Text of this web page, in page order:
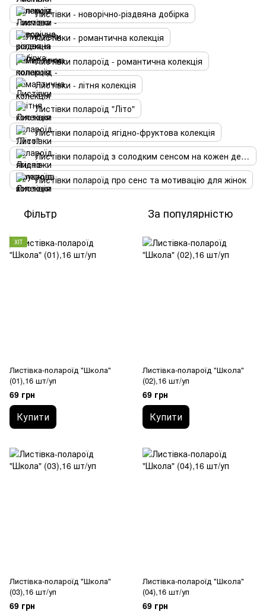
Листівки - новорічно-різдвяна добірка
Листівки - романтична колекція
Листівки полароїд - романтична колекція
Листівки - літня колекція
Листівки полароїд "Літо"
Листівки полароїд ягідно-фруктова колекція
Листівки полароїд з солодким сенсом на кожен день
Листівки полароїд про сенс та мотивацію для жінок
Фільтр За популярністю
ХІТ
Листівка-полароїд "Школа"
(01),16 шт/уп
69 грн
Купити
Листівка-полароїд "Школа"
(02),16 шт/уп
69 грн
Купити
Листівка-полароїд "Школа"
(03),16 шт/уп
69 грн
Листівка-полароїд "Школа"
(04),16 шт/уп
69 грн